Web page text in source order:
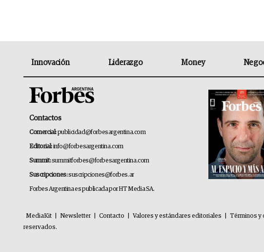
Innovación Liderazgo Money
Contactos
Comercial:publicidad@forbesargentina.com
Editorial:info@forbesargentina.com
Summit:summitforbes@forbesargentina.com
Suscripciones:suscripciones@forbes.ar
Forbes Argentina es publicada por HT Media SA.
MediaKit Newsletter Contacto Valores y estándares editoriales Términos y
reservados.